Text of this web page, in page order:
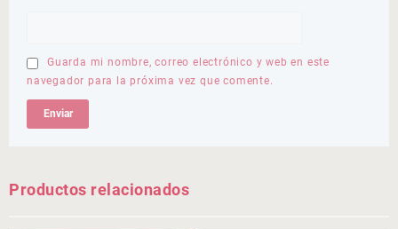
Guarda mi nombre, correo electrónico y web en este
navegador para la próxima vez que comente.
Productos relacionados